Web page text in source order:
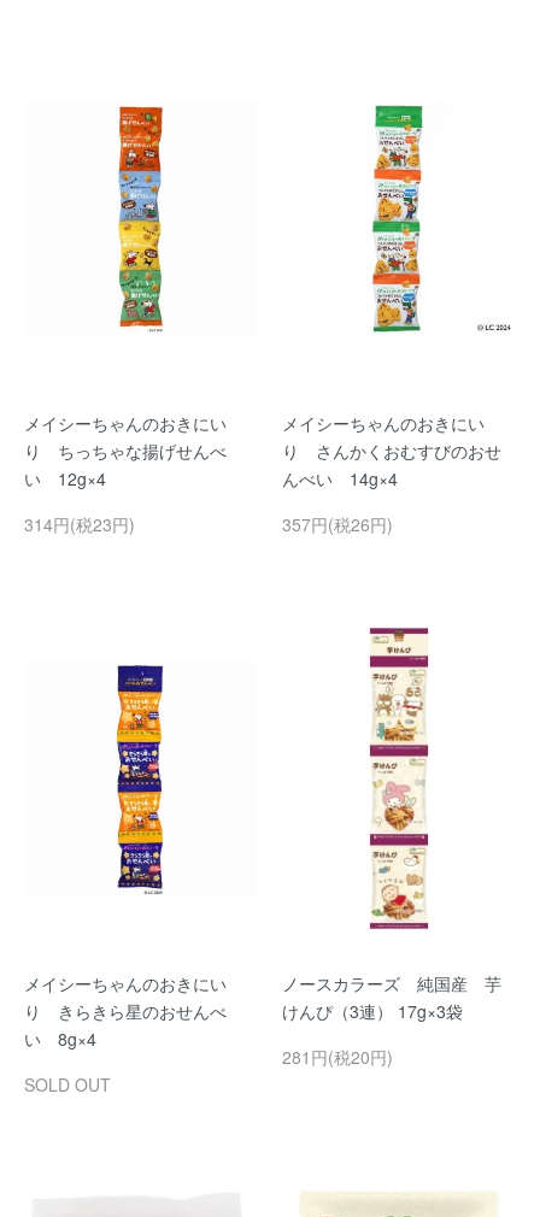
メイシーちゃんのおきにい
り ちっちゃな揚げせんべ
い 12g×4
314円(税23円)
メイシーちゃんのおきにい
り さんかくおむすびのおせ
んべい 14g×4
357円(税26円)
メイシーちゃんのおきにい
り きらきら星のおせんべ
い 8g×4
SOLD OUT
ノースカラーズ 純国産 芋
けんぴ（3連） 17g×3袋
281円(税20円)